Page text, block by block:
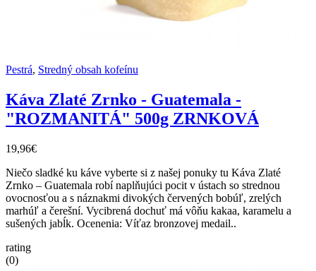
Pestrá, Stredný obsah kofeínu
Káva Zlaté Zrnko - Guatemala -
"ROZMANITÁ" 500g ZRNKOVÁ
19,96€
Niečo sladké ku káve vyberte si z našej ponuky tu Káva Zlaté
Zrnko – Guatemala robí naplňujúci pocit v ústach so strednou
ovocnosťou a s náznakmi divokých červených bobúľ, zrelých
marhúľ a čerešní. Vycibrená dochuť má vôňu kakaa, karamelu a
sušených jabĺk. Ocenenia: Víťaz bronzovej medail..
rating
(0)